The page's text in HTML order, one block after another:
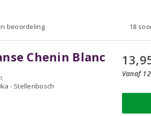
beoordeling 18
Chenin Blanc
- Stellenbosch
Vanaf